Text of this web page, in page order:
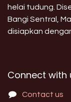
helai tudung.
Bangi Sentral,
disiapkan
Connect with
Contact us